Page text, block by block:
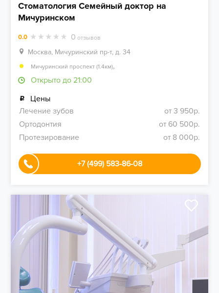
Стоматология Семейный доктор на
Мичуринском
0.0 0 отзывов
Москва, Мичуринский пр-т, д. 34
Мичуринский проспект (1.4км),
Открыто до 21:00
Цены
Лечение зубов
от 3 950р.
Ортодонтия
от 60 500р.
Протезирование
от 8 000р.
+7 (499) 583-86-08